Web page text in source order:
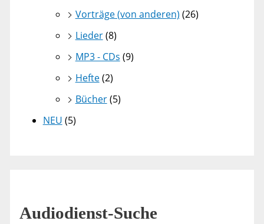
Vorträge (von anderen) (26)
Lieder(8)
MP3 - CDs (9)
Hefte(2)
Bücher(5)
NEU (5)
Audiodienst-Suche